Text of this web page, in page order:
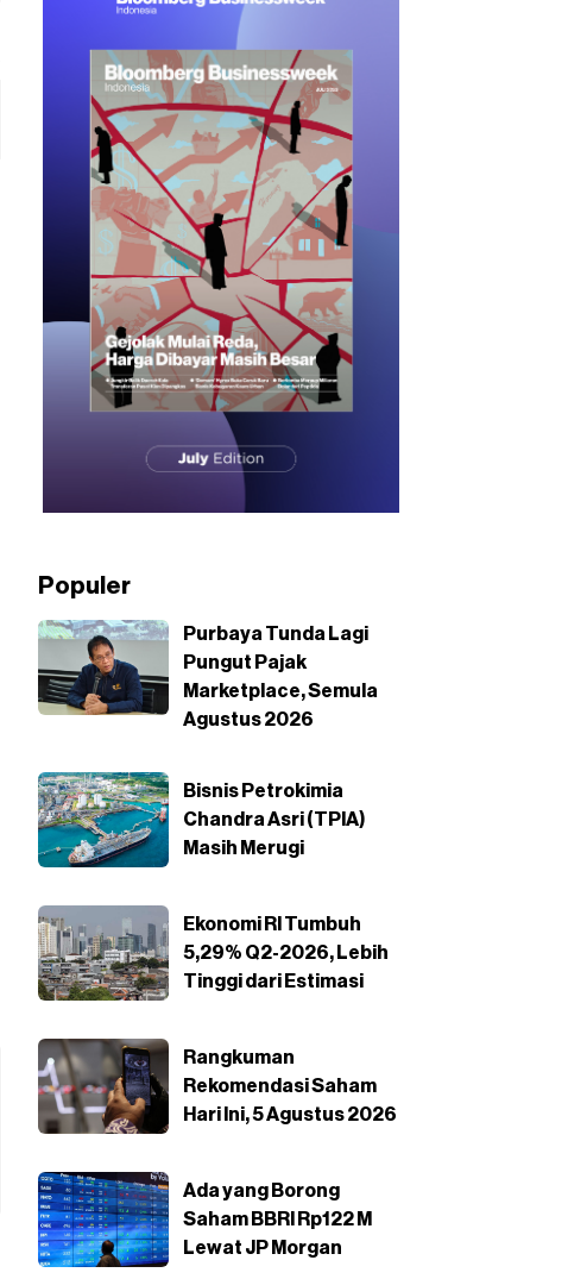
Populer
Purbaya Tunda Lagi
Pungut Pajak
Marketplace, Semula
Agustus 2026
Bisnis Petrokimia
Chandra Asri (TPIA)
Masih Merugi
Ekonomi RI Tumbuh
5,29% Q2-2026, Lebih
Tinggi dari Estimasi
Rangkuman
Rekomendasi Saham
Hari Ini, 5 Agustus 2026
Ada yang Borong
Saham BBRI Rp122 M
Lewat JP Morgan